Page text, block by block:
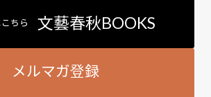
こちら 文藝春秋BOOKS
メルマガ登録